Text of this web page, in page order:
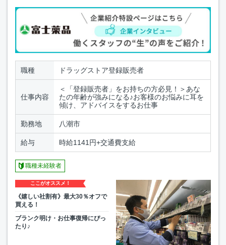
職種 ドラッグストア登録販売者
仕事内容
＜「登録販売者」をお持ちの方必見！＞あな
たの年齢が強みになる♪お客様のお悩みに耳を
傾け、アドバイスをするお仕事
勤務地 八潮市
給与 時給1141円+交通費支給
職種未経験者
ここがオススメ！
《嬉しい社割有》最大30％オフで
買える！
ブランク明け・お仕事復帰にぴっ
たり♪